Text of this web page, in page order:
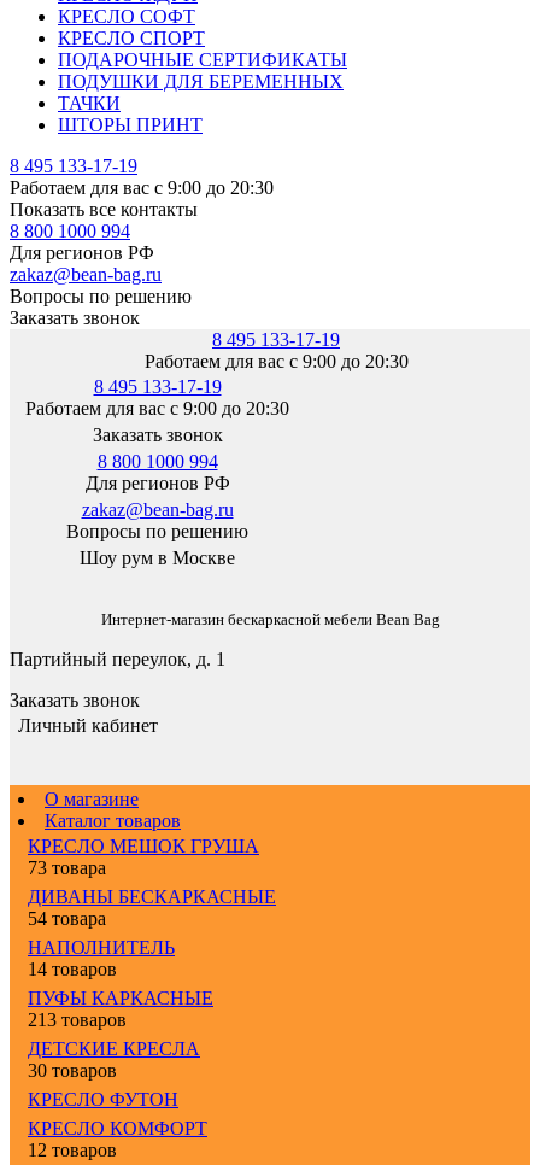
КРЕСЛО СОФТ
КРЕСЛО СПОРТ
ПОДАРОЧНЫЕ СЕРТИФИКАТЫ
ПОДУШКИ ДЛЯ БЕРЕМЕННЫХ
ТАЧКИ
ШТОРЫ ПРИНТ
8 495 133-17-19
Работаем для вас с 9:00 до 20:30
Показать все контакты
8 800 1000 994
Для регионов РФ
zakaz@bean-bag.ru
Вопросы по решению
Заказать звонок
8 495 133-17-19
Работаем для вас с 9:00 до 20:30
8 495 133-17-19
Работаем для вас с 9:00 до 20:30
Заказать звонок
8 800 1000 994
Для регионов РФ
zakaz@bean-bag.ru
Вопросы по решению
Шоу рум в Москве
Интернет-магазин бескаркасной мебели Bean Bag
Партийный переулок, д. 1
Заказать звонок
Личный кабинет
О магазине
Каталог товаров
КРЕСЛО МЕШОК ГРУША
73 товара
ДИВАНЫ БЕСКАРКАСНЫЕ
54 товара
НАПОЛНИТЕЛЬ
14 товаров
ПУФЫ КАРКАСНЫЕ
213 товаров
ДЕТСКИЕ КРЕСЛА
30 товаров
КРЕСЛО ФУТОН
КРЕСЛО КОМФОРТ
12 товаров